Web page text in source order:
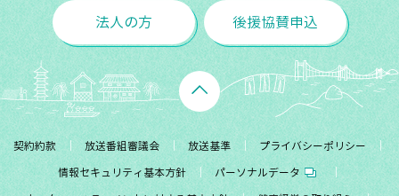
法人の方 後援協賛申込
契約約款 放送番組審議会 放送基準
プライバシーポリシー
情報セキュリティ基本方針
パーソナルデータ